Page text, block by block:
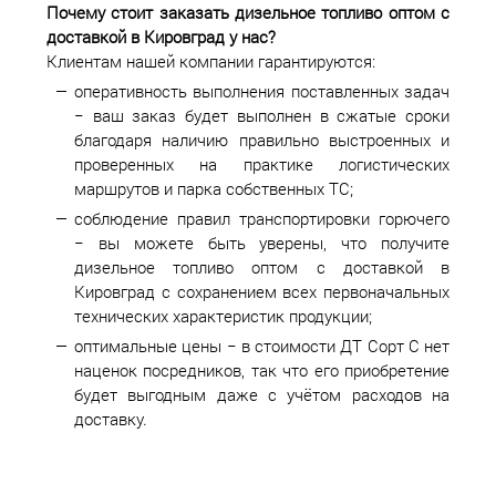
Почему стоит заказать дизельное топливо оптом с
доставкой в Кировград у нас?
Клиентам нашей компании гарантируются:
оперативность выполнения поставленных задач
− ваш заказ будет выполнен в сжатые сроки
благодаря наличию правильно выстроенных и
проверенных на практике логистических
маршрутов и парка собственных ТС;
соблюдение правил транспортировки горючего
− вы можете быть уверены, что получите
дизельное топливо оптом с доставкой в
Кировград с сохранением всех первоначальных
технических характеристик продукции;
оптимальные цены − в стоимости ДТ Сорт С нет
наценок посредников, так что его приобретение
будет выгодным даже с учётом расходов на
доставку.